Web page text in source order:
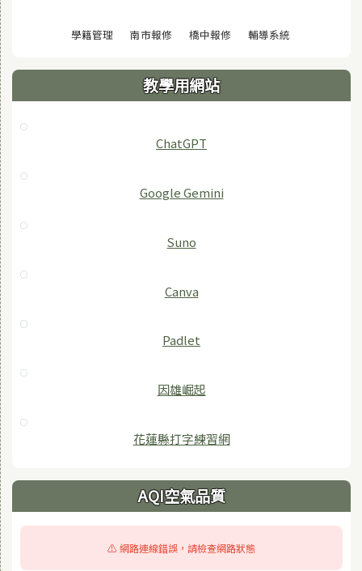
學籍管理(另開視窗)
南市報修(另開視窗)
橋中報修(另開視窗)
輔導系統(另開視窗)
教學用網站
ChatGPT
‎Google Gemini
Suno
Canva
Padlet
因雄崛起
花蓮縣打字練習網
AQI空氣品質
⚠️ 網路連線錯誤，請檢查網路狀態